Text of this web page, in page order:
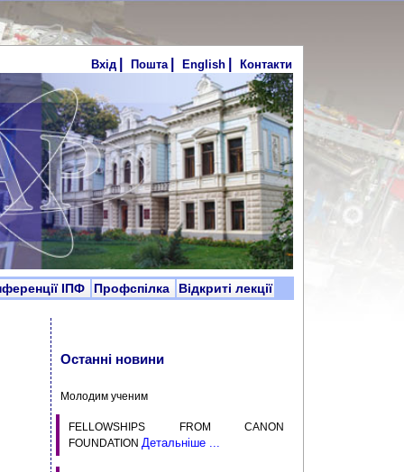
Контакти
English
Пошта
Вхід
ІПФ Профспілка Відкриті лекції
Останні новини
Молодим ученим
FELLOWSHIPS FROM CANON
FOUNDATION Детальніше ...